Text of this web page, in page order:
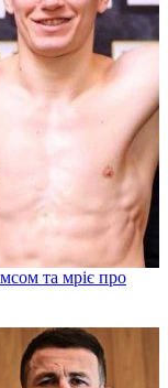
та мріє про